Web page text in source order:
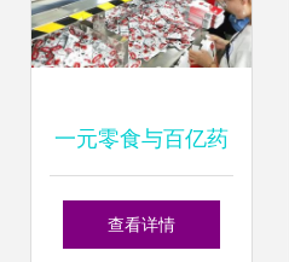
一元零食与百亿药
房 中国消费市场
查看详情